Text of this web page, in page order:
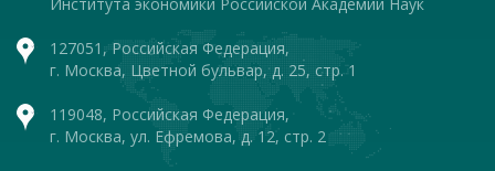
127051, Российская Федерация,
г. Москва, Цветной бульвар, д. 25, стр. 1
119048, Российская Федерация,
г. Москва, ул. Ефремова, д. 12, стр. 2